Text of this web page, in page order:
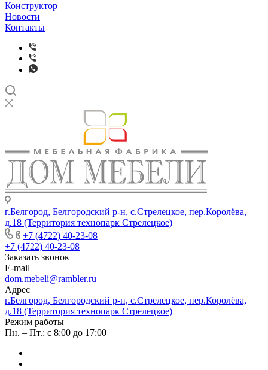
Конструктор
Новости
Контакты
г.Белгород, Белгородский р-н, с.Стрелецкое, пер.Королёва,
д.18 (Территория технопарк Стрелецкое)
+7 (4722) 40-23-08
+7 (4722) 40-23-08
Заказать звонок
E-mail
dom.mebeli@rambler.ru
Адрес
г.Белгород, Белгородский р-н, с.Стрелецкое, пер.Королёва,
д.18 (Территория технопарк Стрелецкое)
Режим работы
Пн. – Пт.: с 8:00 до 17:00